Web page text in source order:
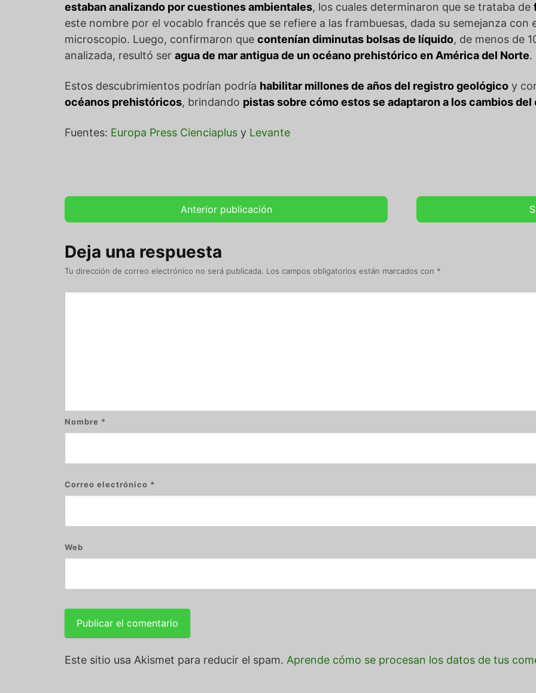
estaban analizando por cuestiones ambientales, los cuales determinaron que se trataba de
este nombre por el vocablo francés que se refiere a las frambuesas, dada su semejanza
microscopio. Luego, confirmaron que contenían diminutas bolsas de líquido, de menos de
analizada, resultó ser agua de mar antigua de un océano prehistórico en América del Norte.
Estos descubrimientos podrían podría habilitar millones de años del registro geológico y
océanos prehistóricos, brindando pistas sobre cómo estos se adaptaron a los cambios
Fuentes: Europa Press Cienciaplus y Levante
Anterior publicación
Deja una respuesta
Tu dirección de correo electrónico no será publicada. Los campos obligatorios están marcados con *
Nombre *
Correo electrónico *
Web
Este sitio usa Akismet para reducir el spam. Aprende cómo se procesan los datos de tus